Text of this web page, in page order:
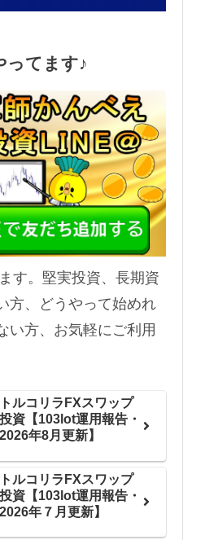
ってます♪
す。堅実投資、長期資
方、どうやって始めれ
い方、お気軽にご利用
トルコリラFXスワップ
投資【103lot運用報告・
2026年8月更新】
トルコリラFXスワップ
投資【103lot運用報告・
2026年７月更新】